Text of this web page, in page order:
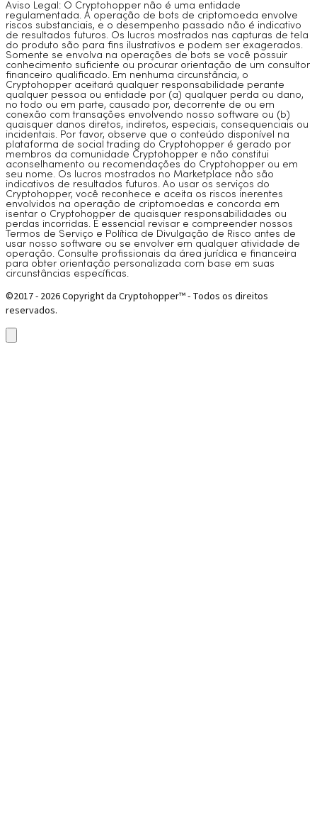
Aviso Legal: O Cryptohopper não é uma entidade
regulamentada. A operação de bots de criptomoeda envolve
riscos substanciais, e o desempenho passado não é indicativo
de resultados futuros. Os lucros mostrados nas capturas de tela
do produto são para fins ilustrativos e podem ser exagerados.
Somente se envolva na operações de bots se você possuir
conhecimento suficiente ou procurar orientação de um consultor
financeiro qualificado. Em nenhuma circunstância, o
Cryptohopper aceitará qualquer responsabilidade perante
qualquer pessoa ou entidade por (a) qualquer perda ou dano,
no todo ou em parte, causado por, decorrente de ou em
conexão com transações envolvendo nosso software ou (b)
quaisquer danos diretos, indiretos, especiais, consequenciais ou
incidentais. Por favor, observe que o conteúdo disponível na
plataforma de social trading do Cryptohopper é gerado por
membros da comunidade Cryptohopper e não constitui
aconselhamento ou recomendações do Cryptohopper ou em
seu nome. Os lucros mostrados no Marketplace não são
indicativos de resultados futuros. Ao usar os serviços do
Cryptohopper, você reconhece e aceita os riscos inerentes
envolvidos na operação de criptomoedas e concorda em
isentar o Cryptohopper de quaisquer responsabilidades ou
perdas incorridas. É essencial revisar e compreender nossos
Termos de Serviço e Política de Divulgação de Risco antes de
usar nosso software ou se envolver em qualquer atividade de
operação. Consulte profissionais da área jurídica e financeira
para obter orientação personalizada com base em suas
circunstâncias específicas.
©2017 - 2026 Copyright da Cryptohopper™ - Todos os direitos
reservados.